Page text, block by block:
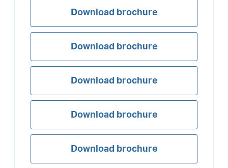
Download brochure
Download brochure
Download brochure
Download brochure
Download brochure